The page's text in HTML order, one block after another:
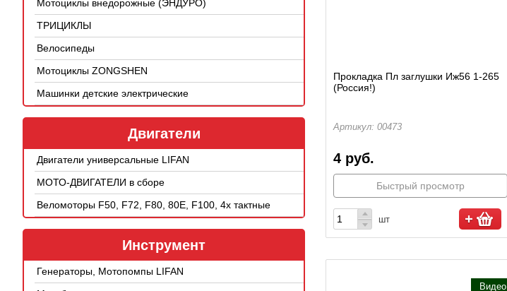
Мотоциклы внедорожные (ЭНДУРО)
ТРИЦИКЛЫ
Велосипеды
Мотоциклы ZONGSHEN
Машинки детские электрические
Двигатели
Двигатели универсальные LIFAN
МОТО-ДВИГАТЕЛИ в сборе
Веломоторы F50, F72, F80, 80E, F100, 4х тактные
Инструмент
Генераторы, Мотопомпы LIFAN
Прокладка Пл заглушки Иж56 1-265
(Россия!)
Артикул: 00473
4 руб.
Быстрый просмотр
шт
Видео